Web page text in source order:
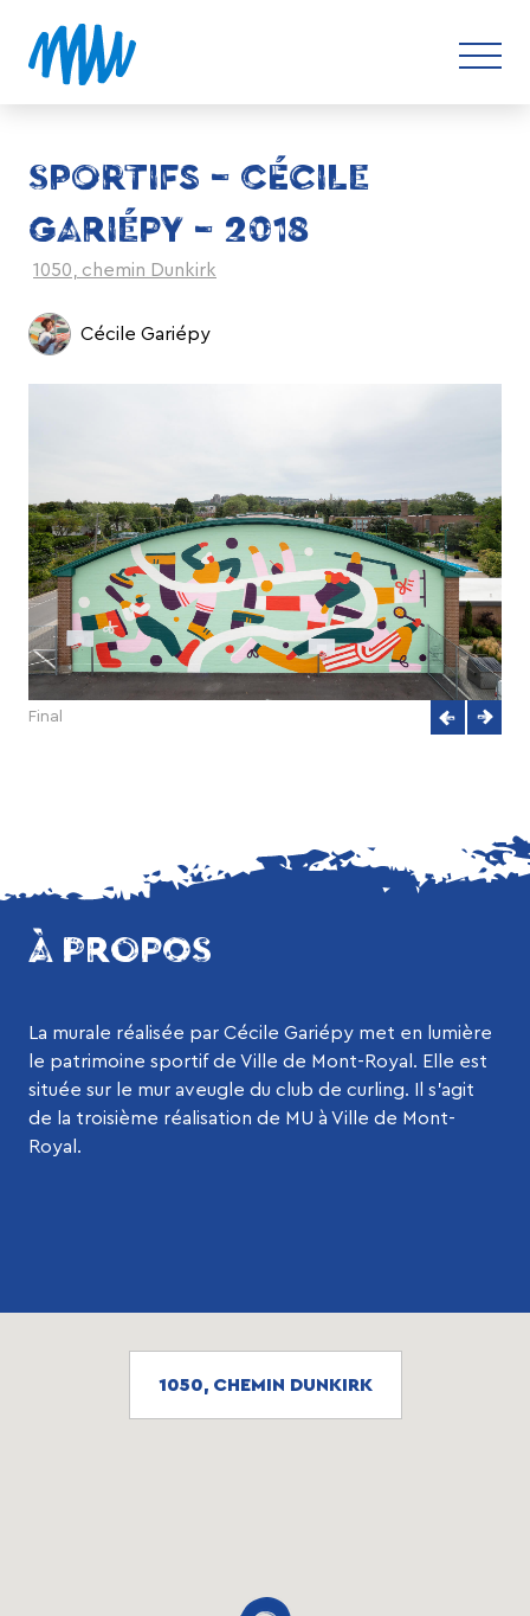
SPORTIFS – CÉCILE
GARIÉPY – 2018
1050, chemin Dunkirk
Cécile Gariépy
Final
À PROPOS
La murale réalisée par Cécile Gariépy met en lumière
le patrimoine sportif de Ville de Mont-Royal. Elle est
située sur le mur aveugle du club de curling. Il s’agit
de la troisième réalisation de MU à Ville de Mont-
Royal.
1050, CHEMIN DUNKIRK